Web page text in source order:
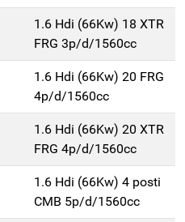
1.6 Hdi (66Kw) 18 XTR
FRG 3p/d/1560cc
1.6 Hdi (66Kw) 20 FRG
4p/d/1560cc
1.6 Hdi (66Kw) 20 XTR
FRG 4p/d/1560cc
1.6 Hdi (66Kw) 4 posti
CMB 5p/d/1560cc